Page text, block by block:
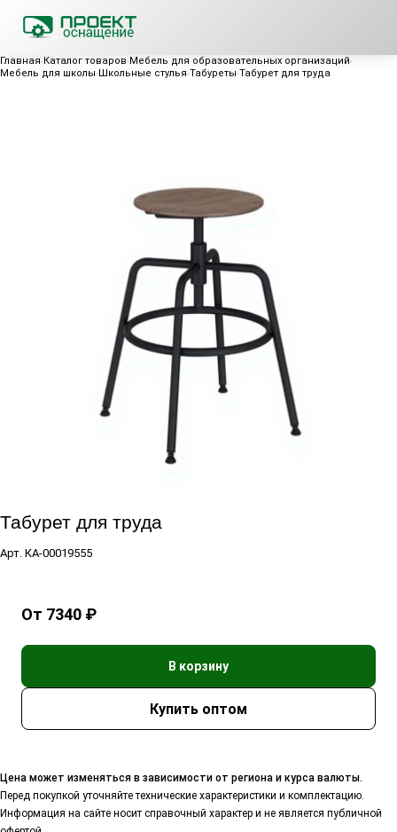
Главная Каталог товаров Мебель для образовательных организаций
Мебель для школы Школьные стулья Табуреты Табурет для труда
Табурет для труда
Арт. КА-00019555
От 7340 ₽
В корзину
Цена может изменяться в зависимости от региона и курса валюты.
Перед покупкой уточняйте технические характеристики и комплектацию.
Информация на сайте носит справочный характер и не является публичной